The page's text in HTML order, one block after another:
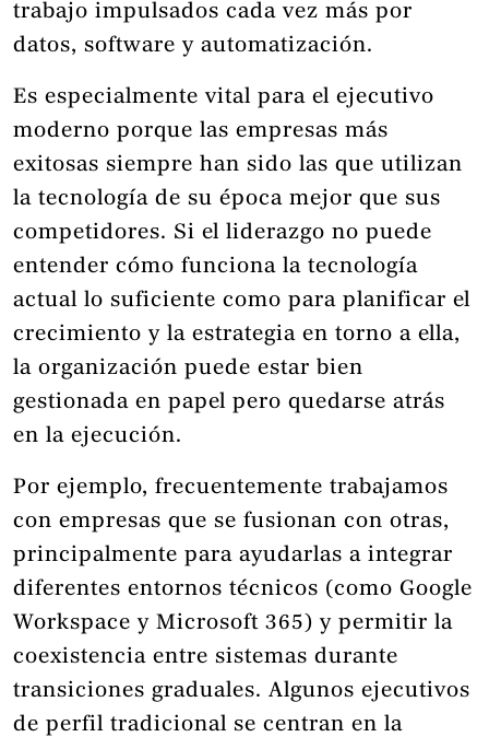
trabajo impulsados cada vez más por
datos, software y automatización.
Es especialmente vital para el ejecutivo
moderno porque las empresas más
exitosas siempre han sido las que utilizan
la tecnología de su época mejor que sus
competidores. Si el liderazgo no puede
entender cómo funciona la tecnología
actual lo suficiente como para planificar el
crecimiento y la estrategia en torno a ella,
la organización puede estar bien
gestionada en papel pero quedarse atrás
en la ejecución.
Por ejemplo, frecuentemente trabajamos
con empresas que se fusionan con otras,
principalmente para ayudarlas a integrar
diferentes entornos técnicos (como Google
Workspace y Microsoft 365) y permitir la
coexistencia entre sistemas durante
transiciones graduales. Algunos ejecutivos
de perfil tradicional se centran en la